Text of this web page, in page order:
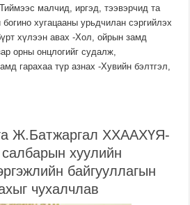
малчид, иргэд, тээвэрчид та
хугацааны урьдчилан сэргийлэх
хүлээн авах -Хол, ойрын замд
орны онцлогийг судалж,
гарахаа түр азнах -Хувийн бэлтгэл,
Ж.Батжаргал ХХААХҮЯ-
хуулийн
байгууллагын
чухалчлав